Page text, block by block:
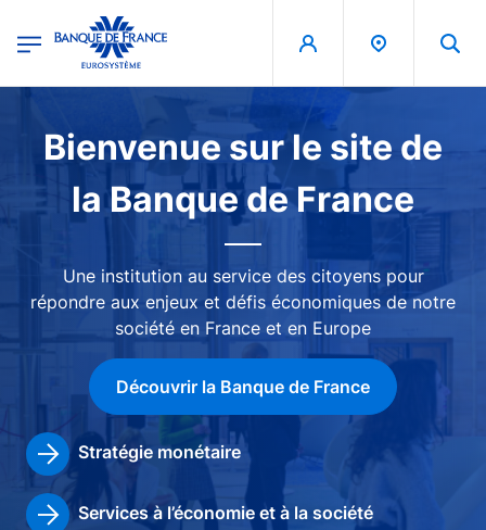
Banque de France - Menu Principal
Bienvenue sur le site de
la Banque de France
Une institution au service des citoyens pour
répondre aux enjeux et défis économiques de notre
société en France et en Europe
Découvrir la Banque de France
Stratégie monétaire
Services à l’économie et à la société